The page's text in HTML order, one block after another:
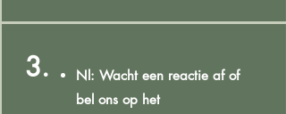
3.
Nl: Wacht een reactie af of
bel ons op het